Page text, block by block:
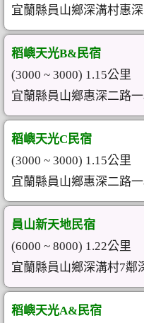
宜蘭縣員山鄉深溝村惠
稻嶼天光B&民宿
(3000 ~ 3000) 1.15公里
宜蘭縣員山鄉惠深二路
稻嶼天光C民宿
(3000 ~ 3000) 1.15公里
宜蘭縣員山鄉惠深二路
員山新天地民宿
(6000 ~ 8000) 1.22公里
宜蘭縣員山鄉深溝村7鄰
稻嶼天光A&民宿